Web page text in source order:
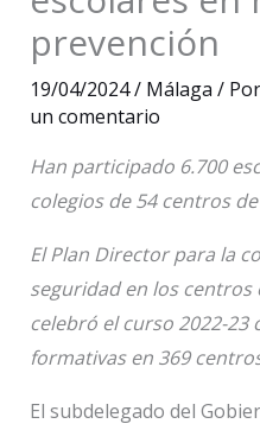
prevención
19/04/2024/ Málaga / Por
un comentario
Han participado 6.700
colegios de 54 centros
El Plan Director para la
seguridad en los
celebró el curso 2022-23
formativas en 369
El subdelegado del